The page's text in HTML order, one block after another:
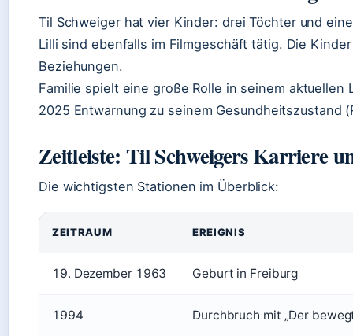
Til Schweiger hat vier Kinder: drei Töchter und
Lilli sind ebenfalls im Filmgeschäft tätig. Die
Beziehungen.
Familie spielt eine große Rolle in seinem aktuellen
2025 Entwarnung zu seinem Gesundheitszustand
Zeitleiste: Til Schweigers Karriere
Die wichtigsten Stationen im Überblick:
ZEITRAUM EREIGNIS
19. Dezember 1963 Geburt in Freiburg
1994 Durchbruch mit „Der